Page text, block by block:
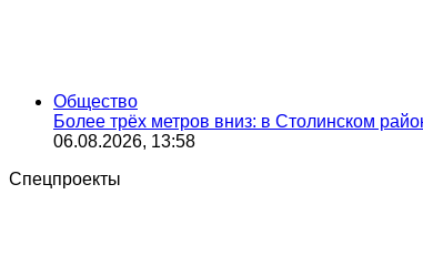
Общество
Более трёх метров вниз: в Столинском
06.08.2026, 13:58
Спецпроекты